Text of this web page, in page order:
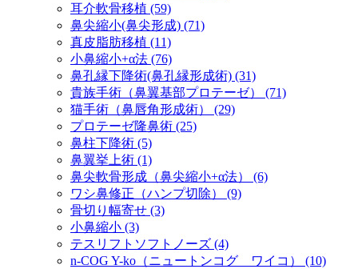
耳介軟骨移植 (59)
鼻尖縮小(鼻尖形成) (71)
真皮脂肪移植 (11)
小鼻縮小+α法 (76)
鼻孔縁下降術(鼻孔縁形成術) (31)
貴族手術（鼻翼基部プロテーゼ） (71)
猫手術（鼻唇角形成術） (29)
プロテーゼ隆鼻術 (25)
鼻柱下降術 (5)
鼻翼挙上術 (1)
鼻尖軟骨形成（鼻尖縮小+α法） (6)
ワシ鼻修正（ハンプ切除） (9)
骨切り幅寄せ (3)
小鼻縮小 (3)
テスリフトソフトノーズ (4)
n-COG Y-ko（ニュートンコグ ワイコ） (10)